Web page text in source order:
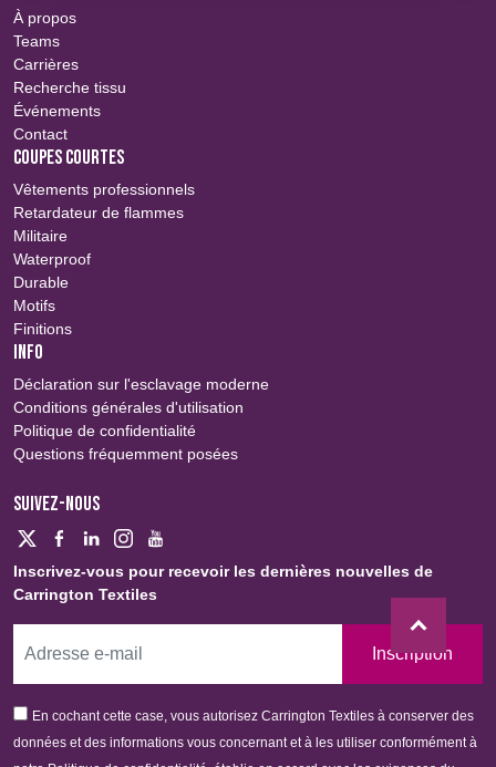
À propos
Teams
Carrières
Recherche tissu
Événements
Contact
COUPES COURTES
Vêtements professionnels
Retardateur de flammes
Militaire
Waterproof
Durable
Motifs
Finitions
INFO
Déclaration sur l'esclavage moderne
Conditions générales d'utilisation
Politique de confidentialité
Questions fréquemment posées
SUIVEZ-NOUS
Inscrivez-vous pour recevoir les dernières nouvelles de
Carrington Textiles
Inscription
En cochant cette case, vous autorisez Carrington Textiles à conserver des
données et des informations vous concernant et à les utiliser conformément à